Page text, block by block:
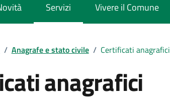
Servizi Vivere il Comune
/ Anagrafe e stato civile / Certificati anagrafici
anagrafici